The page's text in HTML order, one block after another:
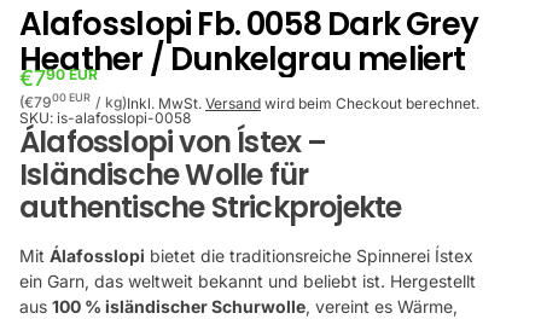
Alafosslopi Fb. 0058 Dark Grey
Heather / Dunkelgrau meliert
€790 EUR
Stückpreis
(€7900 EUR / pro
kg)Inkl. MwSt. Versand wird beim Checkout berechnet.
SKU: is-alafosslopi-0058
Álafosslopi von Ístex –
Isländische Wolle für
authentische Strickprojekte
Mit Álafosslopi bietet die traditionsreiche Spinnerei Ístex
ein Garn, das weltweit bekannt und beliebt ist. Hergestellt
aus 100 % isländischer Schurwolle, vereint es Wärme,